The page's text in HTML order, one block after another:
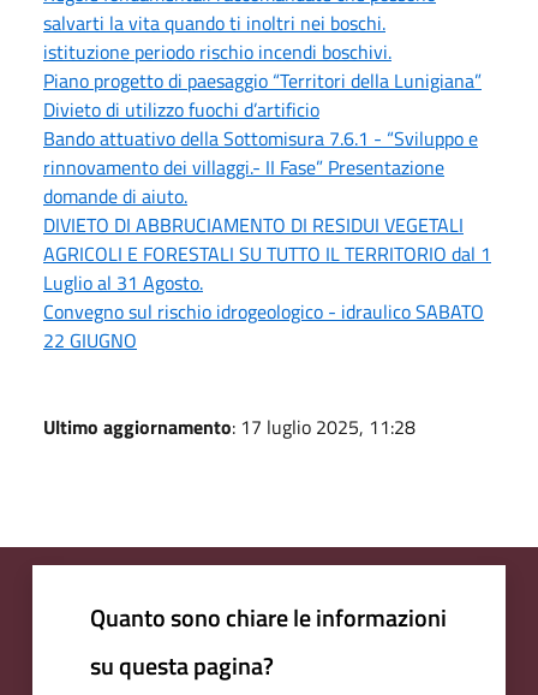
salvarti la vita quando ti inoltri nei boschi.
istituzione periodo rischio incendi boschivi.
Piano progetto di paesaggio “Territori della Lunigiana”
Divieto di utilizzo fuochi d’artificio
Bando attuativo della Sottomisura 7.6.1 - “Sviluppo e
rinnovamento dei villaggi.- II Fase” Presentazione
domande di aiuto.
DIVIETO DI ABBRUCIAMENTO DI RESIDUI VEGETALI
AGRICOLI E FORESTALI SU TUTTO IL TERRITORIO dal 1
Luglio al 31 Agosto.
Convegno sul rischio idrogeologico - idraulico SABATO
22 GIUGNO
Ultimo aggiornamento: 17 luglio 2025, 11:28
Quanto sono chiare le informazioni
su questa pagina?